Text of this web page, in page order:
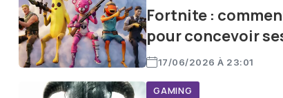
Fortnite :
pour concevoir
17/06/2026 À 23:01
GAMING